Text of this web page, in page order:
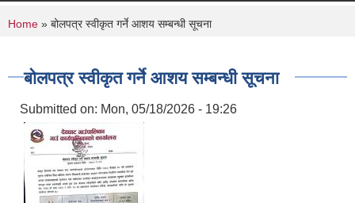
You are here
Home » बोलपत्र स्वीकृत गर्ने आशय सम्बन्धी सूचना
बोलपत्र स्वीकृत गर्ने आशय सम्बन्धी सूचना
Submitted on: Mon, 05/18/2026 - 19:26